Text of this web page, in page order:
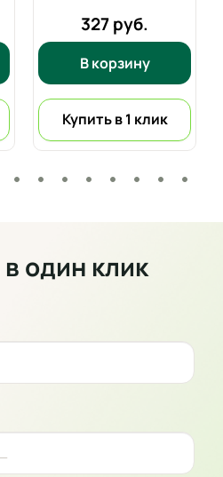
327 руб.
В корзину
Купить в 1 клик
один клик